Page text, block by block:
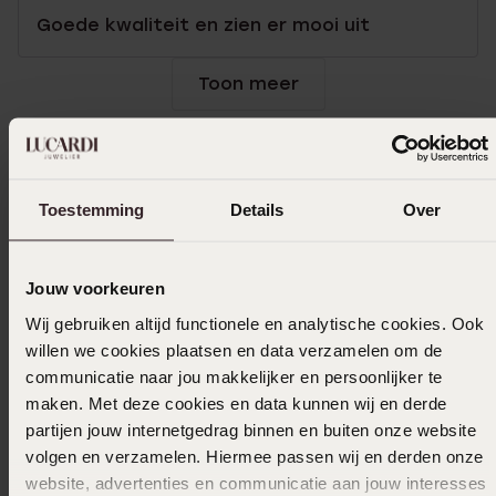
Toestemming Details Over
Jouw voorkeuren
Wij gebruiken altijd functionele en analytische cookies. Ook
willen we cookies plaatsen en data verzamelen om de
communicatie naar jou makkelijker en persoonlijker te
maken. Met deze cookies en data kunnen wij en derde
partijen jouw internetgedrag binnen en buiten onze website
volgen en verzamelen. Hiermee passen wij en derden onze
website, advertenties en communicatie aan jouw interesses
Goede kwaliteit en zien er mooi uit
Toon meer